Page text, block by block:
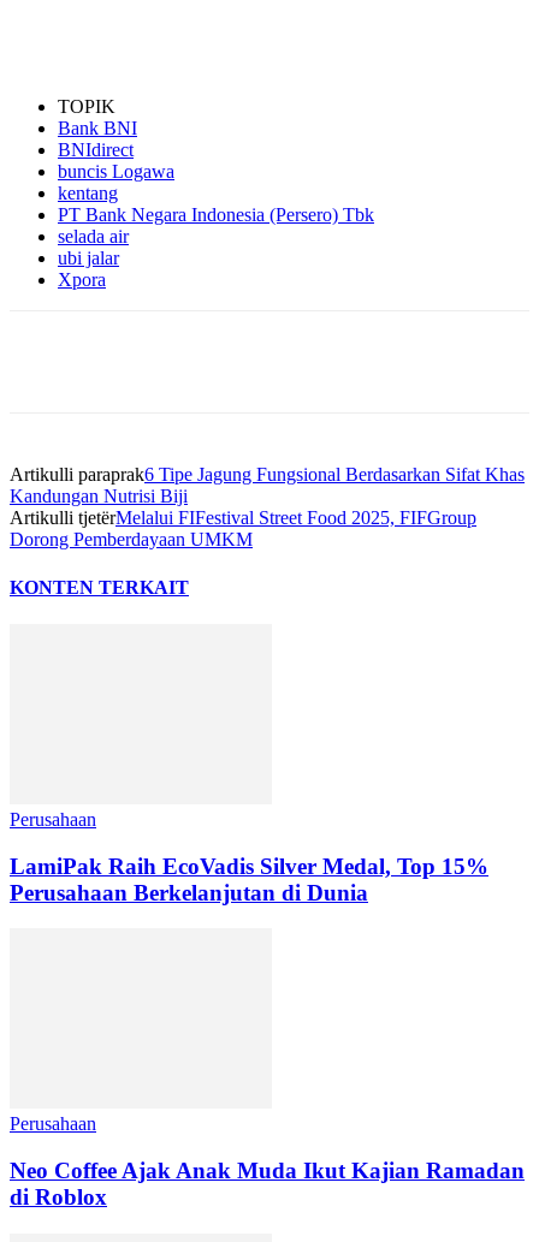
TOPIK
Bank BNI
BNIdirect
buncis Logawa
kentang
PT Bank Negara Indonesia (Persero) Tbk
selada air
ubi jalar
Xpora
Artikulli paraprak6 Tipe Jagung Fungsional Berdasarkan Sifat Khas
Kandungan Nutrisi Biji
Artikulli tjetërMelalui FIFestival Street Food 2025, FIFGroup
Dorong Pemberdayaan UMKM
KONTEN TERKAIT
Perusahaan
LamiPak Raih EcoVadis Silver Medal, Top 15%
Perusahaan Berkelanjutan di Dunia
Perusahaan
Neo Coffee Ajak Anak Muda Ikut Kajian Ramadan
di Roblox